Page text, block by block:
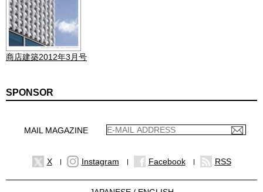
商店建築2012年3月号
SPONSOR
MAIL MAGAZINE
X Instagram Facebook RSS